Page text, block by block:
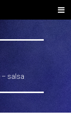
Menu
– salsa